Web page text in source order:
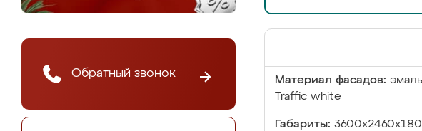
Обратный звонок
Материал фасадов:
Traffic white
Габариты: